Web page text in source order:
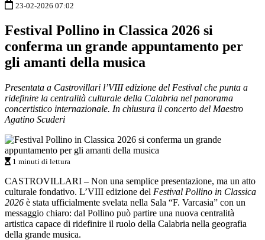
23-02-2026 07:02
Festival Pollino in Classica 2026 si
conferma un grande appuntamento per
gli amanti della musica
Presentata a Castrovillari l’VIII edizione del Festival che punta a
ridefinire la centralità culturale della Calabria nel panorama
concertistico internazionale. In chiusura il concerto del Maestro
Agatino Scuderi
1 minuti di lettura
CASTROVILLARI – Non una semplice presentazione, ma un atto
culturale fondativo. L’VIII edizione del Festival Pollino in Classica
2026 è stata ufficialmente svelata nella Sala “F. Varcasia” con un
messaggio chiaro: dal Pollino può partire una nuova centralità
artistica capace di ridefinire il ruolo della Calabria nella geografia
della grande musica.